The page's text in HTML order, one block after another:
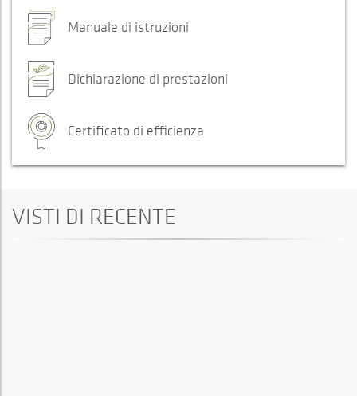
Manuale di istruzioni
Dichiarazione di prestazioni
Certificato di efficienza
VISTI DI RECENTE